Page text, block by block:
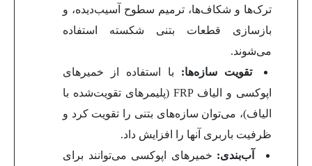
ترک‌ها و شکاف‌ها، ترمیم سطوح آسیب‌دیده، و
بازسازی قطعات بتنی شکسته استفاده
می‌شوند.
تقویت سازه‌ها: با استفاده از خمیرهای
اپوکسی و الیاف FRP (پلیمرهای تقویت‌شده با
الیاف)، می‌توان سازه‌های بتنی را تقویت کرد و
ظرفیت باربری آنها را افزایش داد.
آب‌بندی: خمیرهای اپوکسی می‌توانند برای